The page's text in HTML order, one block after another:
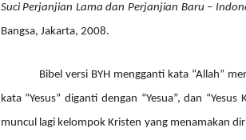
Suci Perjanjian Lama dan Perjanjian Baru –
Bangsa, Jakarta, 2008.
Bibel versi BYH mengganti kata “Allah”
kata “Yesus” diganti dengan “Yesua”, dan
muncul lagi kelompok Kristen yang menamakan